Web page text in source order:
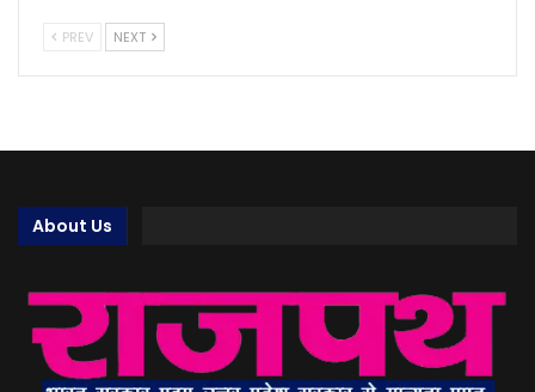
PREV NEXT
About Us